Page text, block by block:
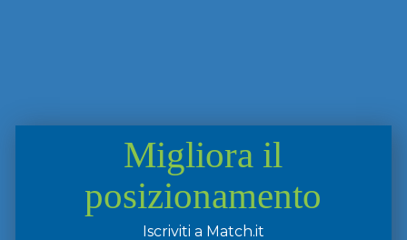
Migliora il
posizionamento
Iscriviti a Match.it